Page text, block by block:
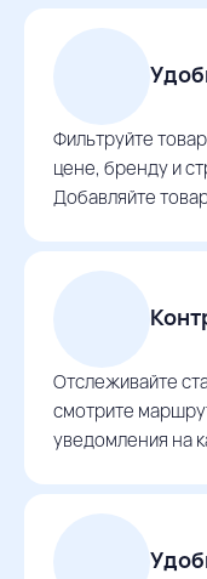
Фильтруйте
цене, бренду и
Добавляйте
Отслеживайте
смотрите
уведомления на